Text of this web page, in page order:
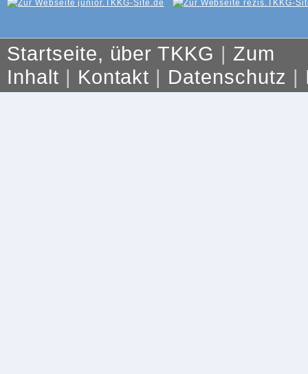
Startseite, über TKKG | Zum
Inhalt | Kontakt | Datenschutz |